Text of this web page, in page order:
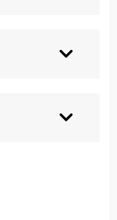
大切です。
ります。
予防に役立